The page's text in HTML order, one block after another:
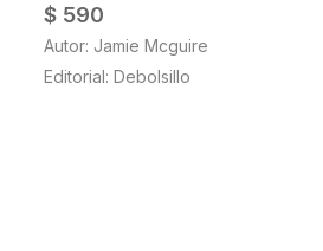
$590
Autor: Jamie Mcguire
Editorial: Debolsillo